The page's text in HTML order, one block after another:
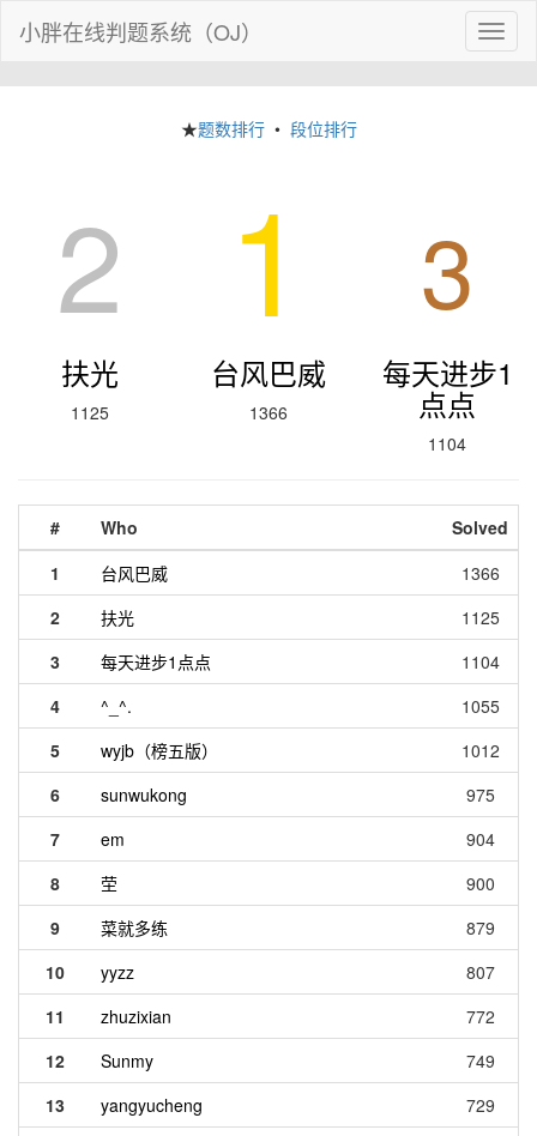
小胖在线判题系统（OJ）
★题数排行• 段位排行
2
扶光
1125
1
台风巴威
1366
3
每天进步1
点点
1104
# Who
Solved
1
台风巴威
1366
2
扶光
1125
3
每天进步1点点
1104
4
^_^.
1055
5
wyjb（榜五版）
1012
6
sunwukong
975
7
em
904
8
茔
900
9
菜就多练
879
10
yyzz
807
11
zhuzixian
772
12
Sunmy
749
13
yangyucheng
729